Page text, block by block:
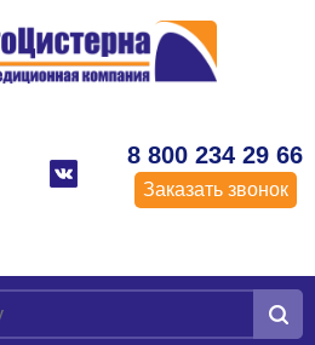
8 800 234 29 66
Заказать звонок